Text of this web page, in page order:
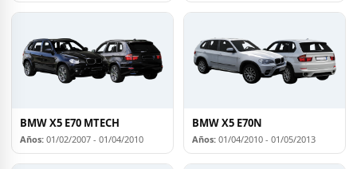
BMW X5 E70 MTECH
Años: 01/02/2007 - 01/04/2010
BMW X5 E70N
Años: 01/04/2010 - 01/05/2013